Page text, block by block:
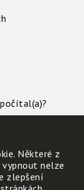
umíš
Některé z
nelze
zlepšení